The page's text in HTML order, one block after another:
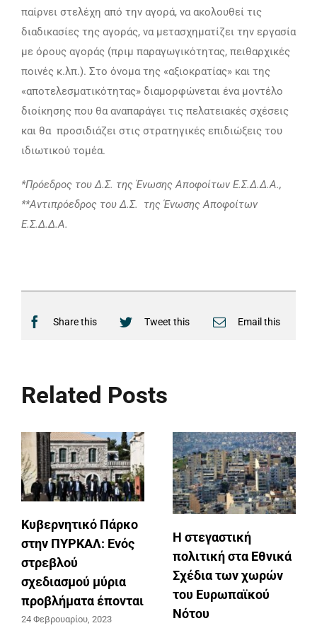
παίρνει στελέχη από την αγορά, να ακολουθεί τις
διαδικασίες της αγοράς, να μετασχηματίζει την εργασία
με όρους αγοράς (πριμ παραγωγικότητας, πειθαρχικές
ποινές κ.λπ.). Στο όνομα της «αξιοκρατίας» και της
«αποτελεσματικότητας» διαμορφώνεται ένα μοντέλο
διοίκησης που θα αναπαράγει τις πελατειακές σχέσεις
και θα προσιδιάζει στις στρατηγικές επιδιώξεις του
ιδιωτικού τομέα.
*Πρόεδρος του Δ.Σ. της Ένωσης Αποφοίτων Ε.Σ.Δ.Δ.Α.,
**Αντιπρόεδρος του Δ.Σ. της Ένωσης Αποφοίτων
Ε.Σ.Δ.Δ.Α.
Share this Tweet this Email this
Related Posts
Πάρκο
Ενός
μύρια
έπονται
2023
Η στεγαστική
πολιτική στα Εθνικά
Σχέδια των χωρών
του Ευρωπαϊκού
Νότου
-ΕΣΔΔΑ